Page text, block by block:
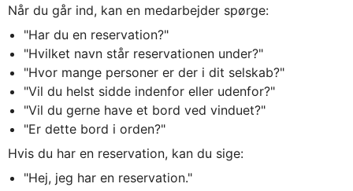
Når du går ind, kan en medarbejder spørge:
"Har du en reservation?"
"Hvilket navn står reservationen under?"
"Hvor mange personer er der i dit selskab?"
"Vil du helst sidde indenfor eller udenfor?"
"Vil du gerne have et bord ved vinduet?"
"Er dette bord i orden?"
Hvis du har en reservation, kan du sige:
"Hej, jeg har en reservation."